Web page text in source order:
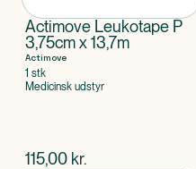
Actimove Leukotape P
3,75cm x 13,7m
Actimove
1 stk
Medicinsk udstyr
$nuværende pris
115,00 kr.